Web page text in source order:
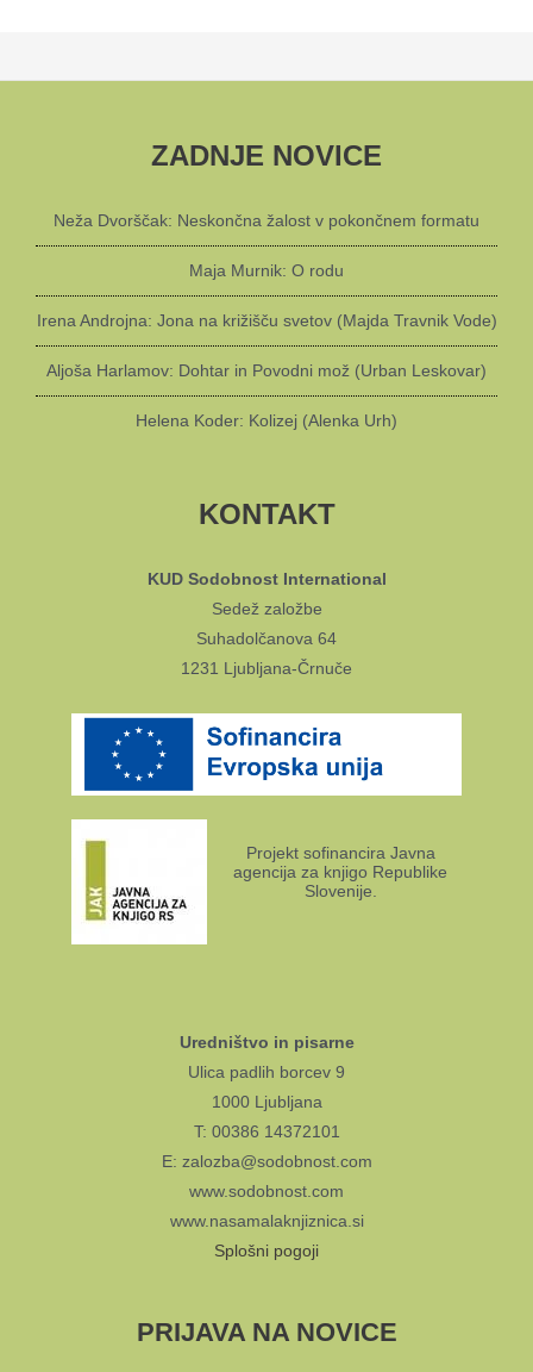
ZADNJE NOVICE
Neža Dvorščak: Neskončna žalost v pokončnem formatu
Maja Murnik: O rodu
Irena Androjna: Jona na križišču svetov (Majda Travnik Vode)
Aljoša Harlamov: Dohtar in Povodni mož (Urban Leskovar)
Helena Koder: Kolizej (Alenka Urh)
KONTAKT
KUD Sodobnost International
Sedež založbe
Suhadolčanova 64
1231 Ljubljana-Črnuče
Projekt sofinancira Javna
agencija za knjigo Republike
Slovenije.
Uredništvo in pisarne
Ulica padlih borcev 9
1000 Ljubljana
T: 00386 14372101
E: zalozba@sodobnost.com
www.sodobnost.com
www.nasamalaknjiznica.si
Splošni pogoji
PRIJAVA NA NOVICE